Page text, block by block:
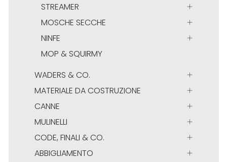
STREAMER
MOSCHE SECCHE
NINFE
MOP & SQUIRMY
WADERS & CO.
MATERIALE DA COSTRUZIONE
CANNE
MULINELLI
CODE, FINALI & CO.
ABBIGLIAMENTO